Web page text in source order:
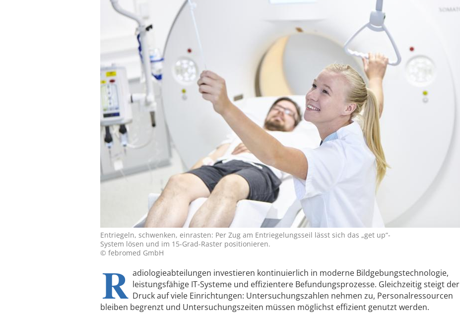
Entriegeln, schwenken, einrasten: Per Zug am Entriegelungsseil lässt sich das „get up“-
System lösen und im 15-Grad-Raster positionieren.
© febromed GmbH
R adiologieabteilungen investieren kontinuierlich in moderne Bildgebungstechnologie,
leistungsfähige IT-Systeme und effizientere Befundungsprozesse. Gleichzeitig steigt der
Druck auf viele Einrichtungen: Untersuchungszahlen nehmen zu, Personalressourcen
bleiben begrenzt und Untersuchungszeiten müssen möglichst effizient genutzt werden.